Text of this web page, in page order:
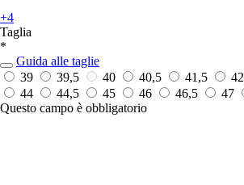
+4
Taglia
*
Guida alle taglie
39
39,5 40 40,5 41,5 42
44
44,5 45 46 46,5 47
Questo campo è obbligatorio